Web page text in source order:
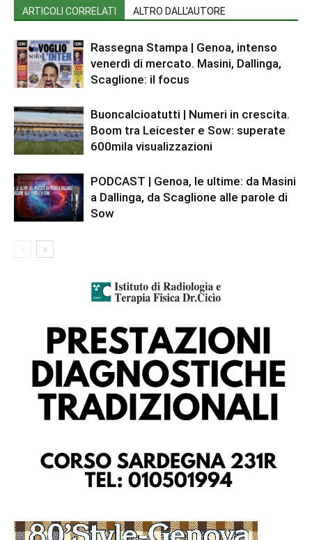
ARTICOLI CORRELATI ALTRO DALL'AUTORE
Rassegna Stampa | Genoa, intenso
venerdì di mercato. Masini, Dallinga,
Scaglione: il focus
Buoncalcioatutti | Numeri in crescita.
Boom tra Leicester e Sow: superate
600mila visualizzazioni
PODCAST | Genoa, le ultime: da Masini
a Dallinga, da Scaglione alle parole di
Sow